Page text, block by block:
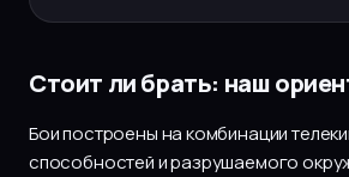
Стоит ли брать: наш
Бои построены на комбинации
способностей и разрушаемого